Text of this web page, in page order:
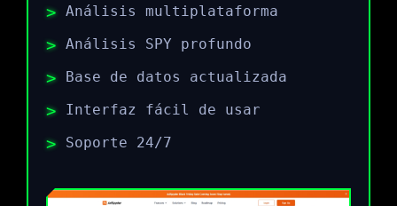
Análisis multiplataforma
Análisis SPY profundo
Base de datos actualizada
Interfaz fácil de usar
Soporte 24/7